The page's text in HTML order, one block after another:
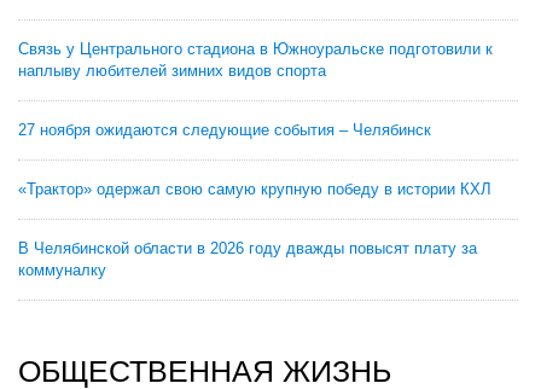
Связь у Центрального стадиона в Южноуральске подготовили к
наплыву любителей зимних видов спорта
27 ноября ожидаются следующие события – Челябинск
«Трактор» одержал свою самую крупную победу в истории КХЛ
В Челябинской области в 2026 году дважды повысят плату за
коммуналку
ОБЩЕСТВЕННАЯ ЖИЗНЬ